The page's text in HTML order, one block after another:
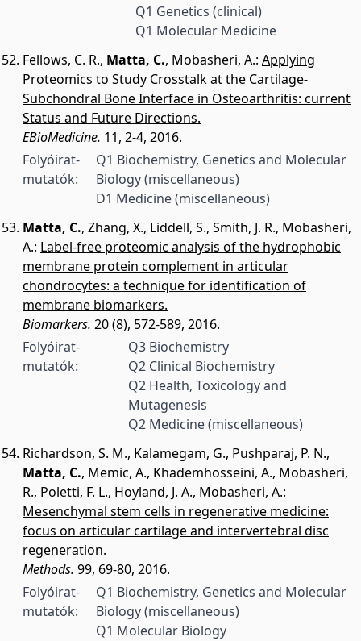
Q1 Genetics (clinical)
Q1 Molecular Medicine
Fellows, C. R., Matta, C., Mobasheri, A.: Applying
Proteomics to Study Crosstalk at the Cartilage-
Subchondral Bone Interface in Osteoarthritis: current
Status and Future Directions.
EBioMedicine. 11, 2-4, 2016.
Folyóirat-
mutatók:
Q1 Biochemistry, Genetics and Molecular
Biology (miscellaneous)
D1 Medicine (miscellaneous)
Matta, C., Zhang, X., Liddell, S., Smith, J. R., Mobasheri,
A.: Label-free proteomic analysis of the hydrophobic
membrane protein complement in articular
chondrocytes: a technique for identification of
membrane biomarkers.
Biomarkers. 20 (8), 572-589, 2016.
Folyóirat-
mutatók:
Q3 Biochemistry
Q2 Clinical Biochemistry
Q2 Health, Toxicology and
Mutagenesis
Q2 Medicine (miscellaneous)
Richardson, S. M., Kalamegam, G., Pushparaj, P. N.,
Matta, C., Memic, A., Khademhosseini, A., Mobasheri,
R., Poletti, F. L., Hoyland, J. A., Mobasheri, A.:
Mesenchymal stem cells in regenerative medicine:
focus on articular cartilage and intervertebral disc
regeneration.
Methods. 99, 69-80, 2016.
Folyóirat-
mutatók:
Q1 Biochemistry, Genetics and Molecular
Biology (miscellaneous)
Q1 Molecular Biology